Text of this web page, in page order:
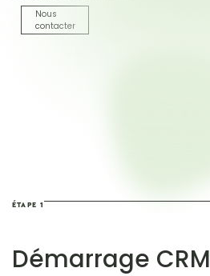
Nous
contacter
ÉTAPE 1
Démarrage CRM